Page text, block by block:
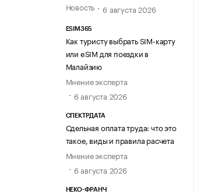
Новость
6 августа 2026
ESIM365
Как туристу выбрать SIM-карту
или eSIM для поездки в
Малайзию
Мнение эксперта
6 августа 2026
СПЕКТРДАТА
Сдельная оплата труда: что это
такое, виды и правила расчета
Мнение эксперта
6 августа 2026
НЕКО-ФРАНЧ